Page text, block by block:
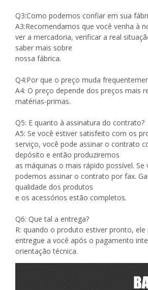
Q3:Como podemos confiar em sua
A3:Recomendamos que você venha à
ver a mercadoria, verificar a real
saber mais sobre
nossa fábrica.
Q4:Por que o preço muda
A4: O preço depende dos preços mais
matérias-primas.
Q5: E quanto à assinatura do contrato?
A5: Se você estiver satisfeito com os
serviço, você pode assinar o contrato
depósito e então produziremos
as máquinas o mais rápido possível. Se
podemos assinar o contrato por fax.
qualidade dos produtos
e os acessórios estão completos.
Q6: Que tal a entrega?
R: quando o produto estiver pronto, ele
entregue a você após o pagamento
orientação técnica.